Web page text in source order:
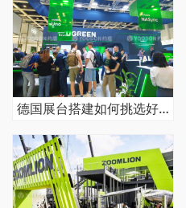
德国展台搭建如何挑选好的展览公司